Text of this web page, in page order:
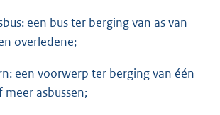
een bus ter berging van as van
overledene;
een voorwerp ter berging van één
meer asbussen;